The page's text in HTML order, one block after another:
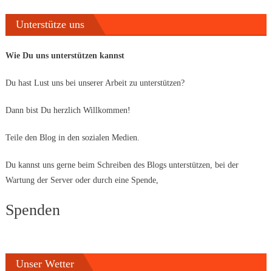
Unterstütze uns
Wie Du uns unterstützen kannst
Du hast Lust uns bei unserer Arbeit zu unterstützen?
Dann bist Du herzlich Willkommen!
Teile den Blog in den sozialen Medien.
Du kannst uns gerne beim Schreiben des Blogs unterstützen, bei der
Wartung der Server oder durch eine Spende,
Spenden
Unser Wetter